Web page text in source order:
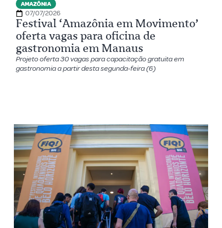
AMAZÔNIA
07/07/2026
Festival ‘Amazônia em Movimento’
oferta vagas para oficina de
gastronomia em Manaus
Projeto oferta 30 vagas para capacitação gratuita em
gastronomia a partir desta segunda-feira (6)